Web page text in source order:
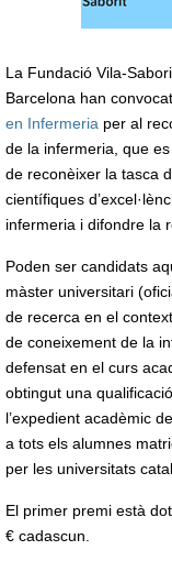
La Fundació Vila-
Barcelona han
en Infermeria per al
de la infermeria, que
de reconèixer la tasca
científiques
infermeria i difondre la
Poden ser candidats
màster universitari
de recerca en el
de coneixement de la
defensat en el curs
obtingut una
l’expedient acadèmic
a tots els alumnes
per les universitats
El primer premi està
€ cadascun.